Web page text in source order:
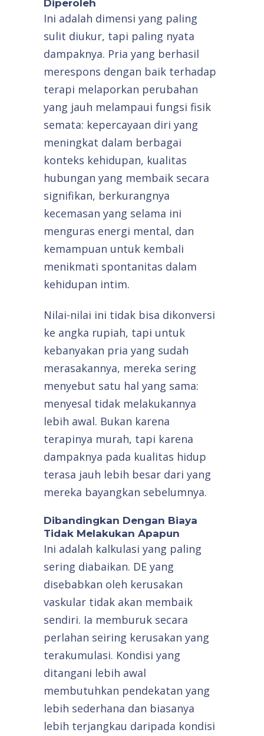
Diperoleh
Ini adalah dimensi yang paling
sulit diukur, tapi paling nyata
dampaknya. Pria yang berhasil
merespons dengan baik terhadap
terapi melaporkan perubahan
yang jauh melampaui fungsi fisik
semata: kepercayaan diri yang
meningkat dalam berbagai
konteks kehidupan, kualitas
hubungan yang membaik secara
signifikan, berkurangnya
kecemasan yang selama ini
menguras energi mental, dan
kemampuan untuk kembali
menikmati spontanitas dalam
kehidupan intim.
Nilai-nilai ini tidak bisa dikonversi
ke angka rupiah, tapi untuk
kebanyakan pria yang sudah
merasakannya, mereka sering
menyebut satu hal yang sama:
menyesal tidak melakukannya
lebih awal. Bukan karena
terapinya murah, tapi karena
dampaknya pada kualitas hidup
terasa jauh lebih besar dari yang
mereka bayangkan sebelumnya.
Dibandingkan Dengan Biaya
Tidak Melakukan Apapun
Ini adalah kalkulasi yang paling
sering diabaikan. DE yang
disebabkan oleh kerusakan
vaskular tidak akan membaik
sendiri. Ia memburuk secara
perlahan seiring kerusakan yang
terakumulasi. Kondisi yang
ditangani lebih awal
membutuhkan pendekatan yang
lebih sederhana dan biasanya
lebih terjangkau daripada kondisi